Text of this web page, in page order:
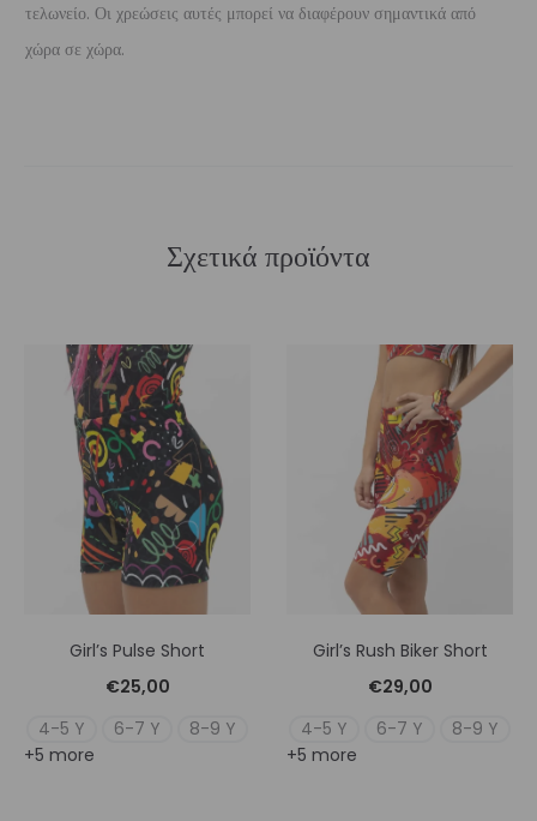
τελωνείο. Οι χρεώσεις αυτές μπορεί να διαφέρουν σημαντικά από
χώρα σε χώρα.
Σχετικά προϊόντα
Girl’s Pulse Short
€25,00
4-5 Y
6-7 Y
8-9 Y
+5 more
Girl’s Rush Biker Short
€29,00
4-5 Y
6-7 Y
8-9 Y
+5 more